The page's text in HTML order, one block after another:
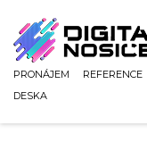
PRONÁJEM REFERENCE
DESKA